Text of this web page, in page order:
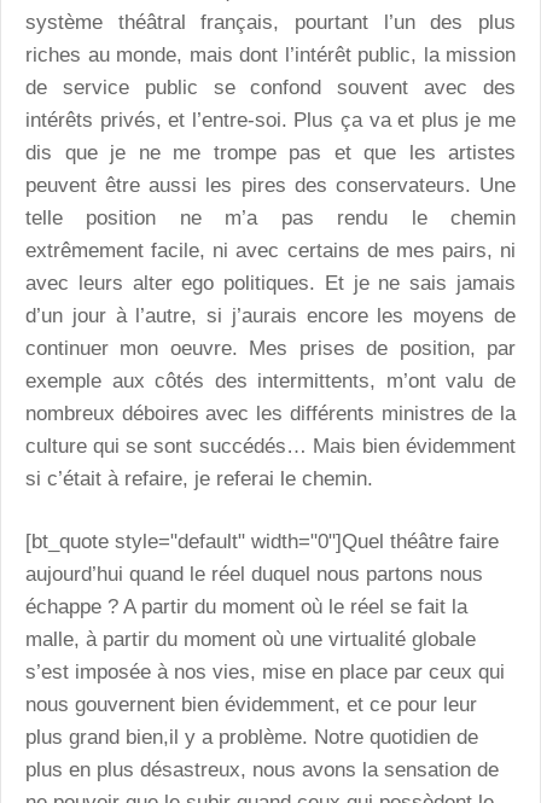
système théâtral français, pourtant l’un des plus
riches au monde, mais dont l’intérêt public, la mission
de service public se confond souvent avec des
intérêts privés, et l’entre-soi. Plus ça va et plus je me
dis que je ne me trompe pas et que les artistes
peuvent être aussi les pires des conservateurs. Une
telle position ne m’a pas rendu le chemin
extrêmement facile, ni avec certains de mes pairs, ni
avec leurs alter ego politiques. Et je ne sais jamais
d’un jour à l’autre, si j’aurais encore les moyens de
continuer mon oeuvre. Mes prises de position, par
exemple aux côtés des intermittents, m’ont valu de
nombreux déboires avec les différents ministres de la
culture qui se sont succédés… Mais bien évidemment
si c’était à refaire, je referai le chemin.
[bt_quote style="default" width="0"]Quel théâtre faire
aujourd’hui quand le réel duquel nous partons nous
échappe ? A partir du moment où le réel se fait la
malle, à partir du moment où une virtualité globale
s’est imposée à nos vies, mise en place par ceux qui
nous gouvernent bien évidemment, et ce pour leur
plus grand bien,il y a problème. Notre quotidien de
plus en plus désastreux, nous avons la sensation de